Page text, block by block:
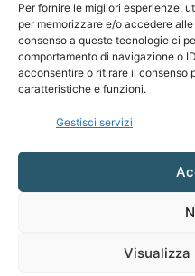
Per fornire le migliori esperienze,
per memorizzare e/o accedere
consenso a queste tecnologie ci
comportamento di navigazione o
acconsentire o ritirare il consenso
caratteristiche e funzioni.
Gestisci servizi
Visualizza
CHI
Contattaci: